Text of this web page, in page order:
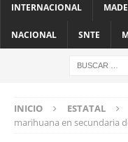
INTERNACIONAL
NACIONAL SNTE
INICIO ESTATAL
marihuana en secundaria